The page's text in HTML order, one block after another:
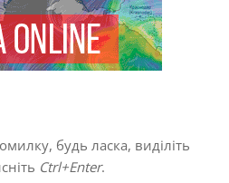
будь ласка, виділіть
Ctrl+Enter.